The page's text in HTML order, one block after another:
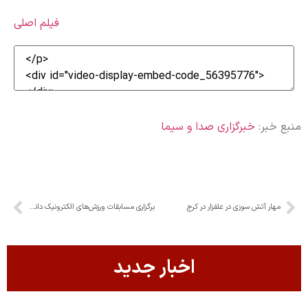
فیلم اصلی
منبع خبر: خبرگزاری صدا و سیما
مهار آتش سوزی در علفزار در کرج برگزاری مسابقات ورزش‌های الکترونیک دانشجویان البرزی
اخبار جدید